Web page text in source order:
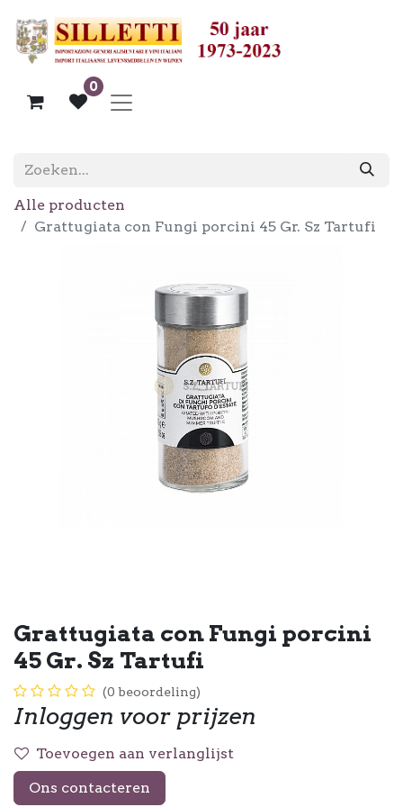
0
Alle producten
Grattugiata con Fungi porcini 45 Gr. Sz Tartufi
Grattugiata con Fungi porcini
45 Gr. Sz Tartufi
(0 beoordeling)
Inloggen voor prijzen
Toevoegen aan verlanglijst
Ons contacteren